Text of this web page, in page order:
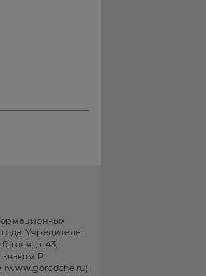
Учредитель:
д. 43,
знаком Р